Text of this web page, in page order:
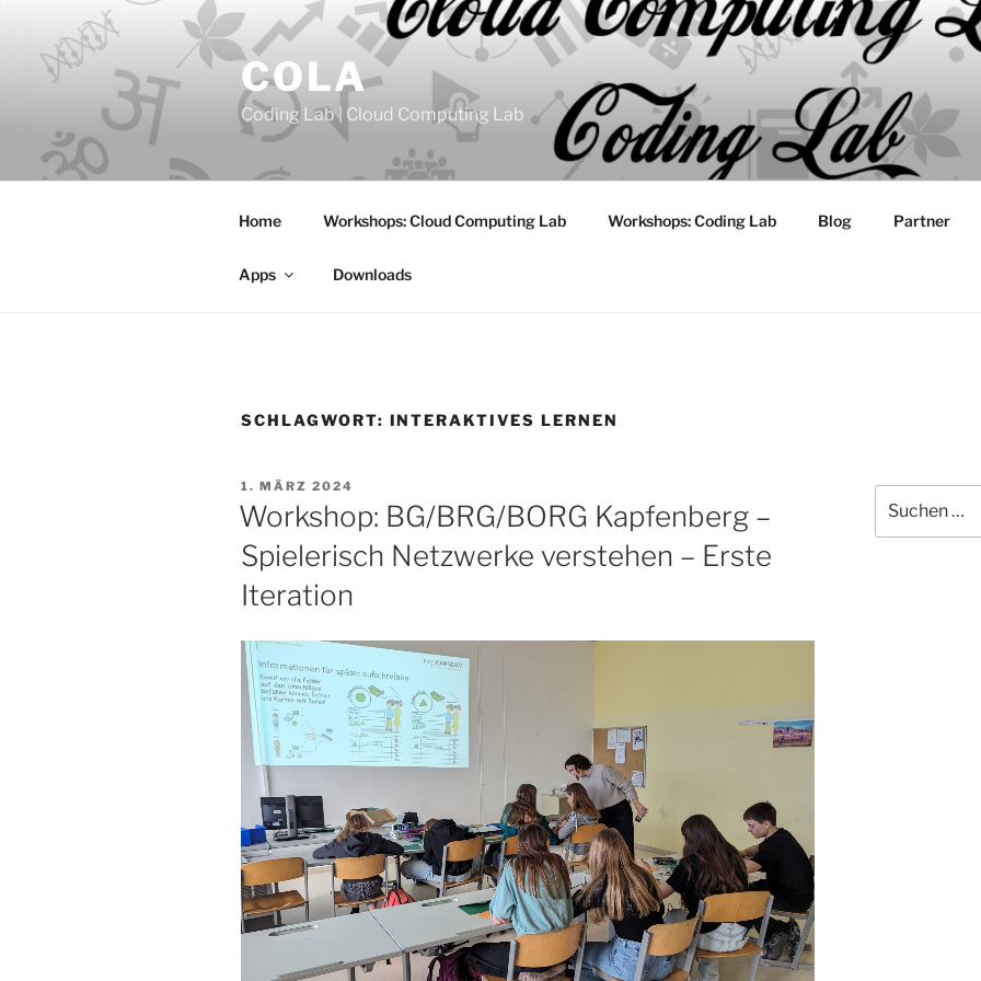
springen
COLA
Coding Lab | Cloud Computing Lab
Home Workshops: Cloud Computing Lab Workshops: Coding Lab Blog Partner
Apps Downloads
SCHLAGWORT: INTERAKTIVES LERNEN
VERÖFFENTLICHT
AM
1. MÄRZ 2024
Workshop: BG/BRG/BORG Kapfenberg –
Spielerisch Netzwerke verstehen – Erste
Iteration
nach: